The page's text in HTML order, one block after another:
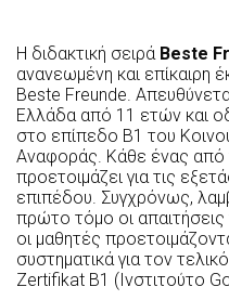
Η διδακτική σειρά Beste
ανανεωμένη και επίκαιρη
Beste Freunde.
Ελλάδα από 11 ετών και
στο επίπεδο Β1 του
Αναφοράς. Κάθε ένας από
προετοιμάζει για τις
επιπέδου. Συγχρόνως,
πρώτο τόμο οι
οι μαθητές
συστηματικά για τον
Zertifikat B1 (Ινστιτούτο